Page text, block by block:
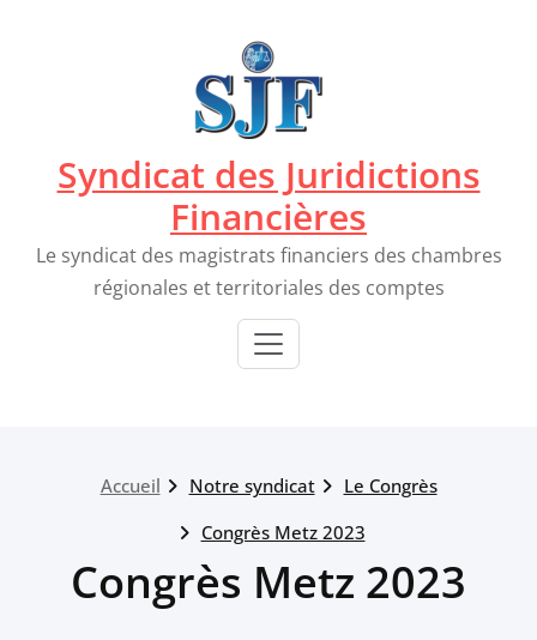
Syndicat des Juridictions
Financières
Le syndicat des magistrats financiers des chambres
régionales et territoriales des comptes
Accueil Notre syndicat
Le Congrès
Congrès Metz 2023
Congrès Metz 2023